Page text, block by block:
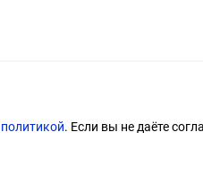
. Если вы не даёте